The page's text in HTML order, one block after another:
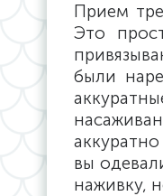
Прием
Это
были
вы
наживку,